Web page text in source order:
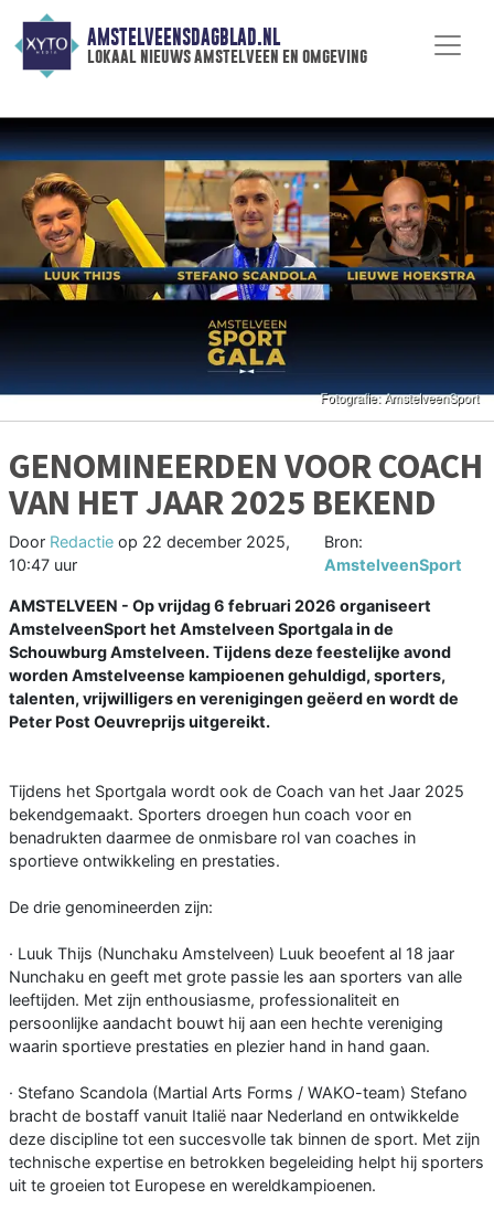
AMSTELVEENSDAGBLAD.NL
lokaal nieuws amstelveen en omgeving
GENOMINEERDEN VOOR COACH
VAN HET JAAR 2025 BEKEND
Door Redactie op 22 december 2025,
10:47 uur
Bron:
AmstelveenSport
AMSTELVEEN - Op vrijdag 6 februari 2026 organiseert
AmstelveenSport het Amstelveen Sportgala in de
Schouwburg Amstelveen. Tijdens deze feestelijke avond
worden Amstelveense kampioenen gehuldigd, sporters,
talenten, vrijwilligers en verenigingen geëerd en wordt de
Peter Post Oeuvreprijs uitgereikt.
Tijdens het Sportgala wordt ook de Coach van het Jaar 2025
bekendgemaakt. Sporters droegen hun coach voor en
benadrukten daarmee de onmisbare rol van coaches in
sportieve ontwikkeling en prestaties.
De drie genomineerden zijn:
· Luuk Thijs (Nunchaku Amstelveen) Luuk beoefent al 18 jaar
Nunchaku en geeft met grote passie les aan sporters van alle
leeftijden. Met zijn enthousiasme, professionaliteit en
persoonlijke aandacht bouwt hij aan een hechte vereniging
waarin sportieve prestaties en plezier hand in hand gaan.
· Stefano Scandola (Martial Arts Forms / WAKO-team) Stefano
bracht de bostaff vanuit Italië naar Nederland en ontwikkelde
deze discipline tot een succesvolle tak binnen de sport. Met zijn
technische expertise en betrokken begeleiding helpt hij sporters
uit te groeien tot Europese en wereldkampioenen.